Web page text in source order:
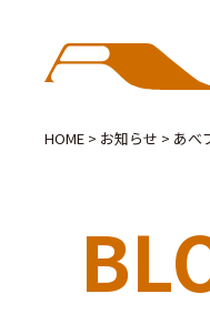
HOME > お知らせ > あべ